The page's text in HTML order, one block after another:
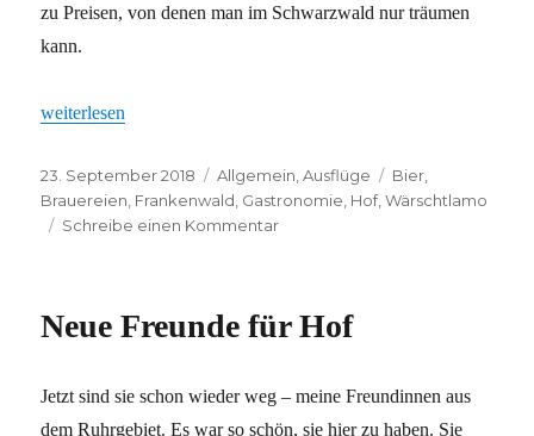
zu Preisen, von denen man im Schwarzwald nur träumen
kann.
„Ein Wochenende mit „Wiener“-Erkenntnissen“
weiterlesen
Veröffentlicht
am
23. September 2018 Kategorien
Allgemein ,Ausflüge Schlagwörter
Bier
Brauereien Frankenwald Gastronomie Hof,Wärschtlamo
Schreibe einen Kommentarzu
„Wiener“-
Neue Freunde für Hof
Jetzt sind sie schon wieder weg – meine Freundinnen aus
dem Ruhrgebiet. Es war so schön, sie hier zu haben. Sie